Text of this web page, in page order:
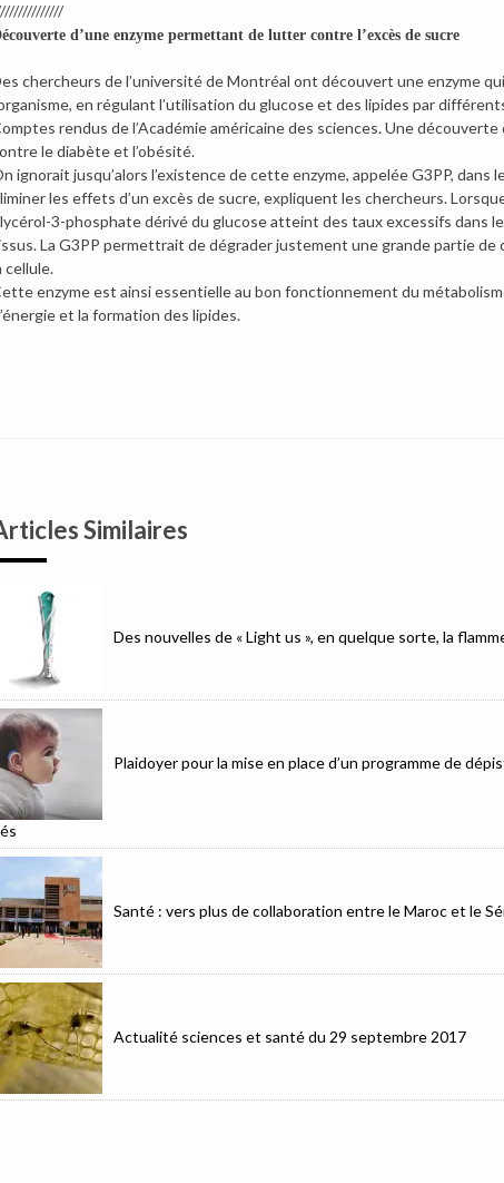
d’une enzyme permettant de lutter contre l’excès de sucre
chercheurs de l’université de Montréal ont découvert une enzyme
en régulant l’utilisation du glucose et des lipides par
rendus de l’Académie américaine des sciences. Une
le diabète et l’obésité.
ignorait jusqu’alors l’existence de cette enzyme, appelée G3PP, dans
les effets d’un excès de sucre, expliquent les chercheurs.
3-phosphate dérivé du glucose atteint des taux excessifs dans
La G3PP permettrait de dégrader justement une grande partie
cellule.
enzyme est ainsi essentielle au bon fonctionnement du
et la formation des lipides.
Similaires
Des nouvelles de « Light us », en quelque sorte, la
Plaidoyer pour la mise en place d’un programme de
Santé : vers plus de collaboration entre le Maroc et le
Actualité sciences et santé du 29 septembre 2017